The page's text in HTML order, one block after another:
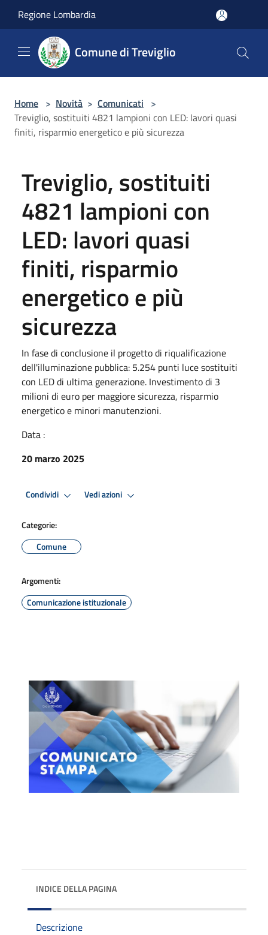
Regione Lombardia
Comune di Treviglio
Home > Novità > Comunicati >
Treviglio, sostituiti 4821 lampioni con LED: lavori quasi
finiti, risparmio energetico e più sicurezza
Treviglio, sostituiti
4821 lampioni con
LED: lavori quasi
finiti, risparmio
energetico e più
sicurezza
In fase di conclusione il progetto di riqualificazione
dell'illuminazione pubblica: 5.254 punti luce sostituiti
con LED di ultima generazione. Investimento di 3
milioni di euro per maggiore sicurezza, risparmio
energetico e minori manutenzioni.
Data :
20 marzo 2025
Condividi Vedi azioni
Categorie:
Comune
Argomenti:
Comunicazione istituzionale
INDICE DELLA PAGINA
Descrizione